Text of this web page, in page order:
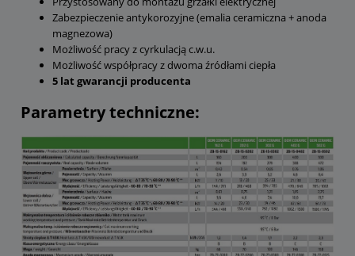
Zabezpieczenie antykorozyjne (emalia ceramiczna + anoda
magnezowa)
Możliwość pracy z cyrkulacją c.w.u.
Możliwość współpracy z dwoma źródłami ciepła
5 lat gwarancji producenta
Parametry techniczne: